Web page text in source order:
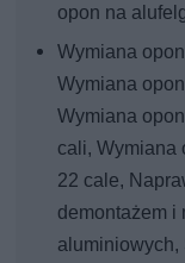
opon na
Wymiana
Wymiana
Wymiana
cali, Wymiana
22 cale,
demontażem i
aluminiowych,